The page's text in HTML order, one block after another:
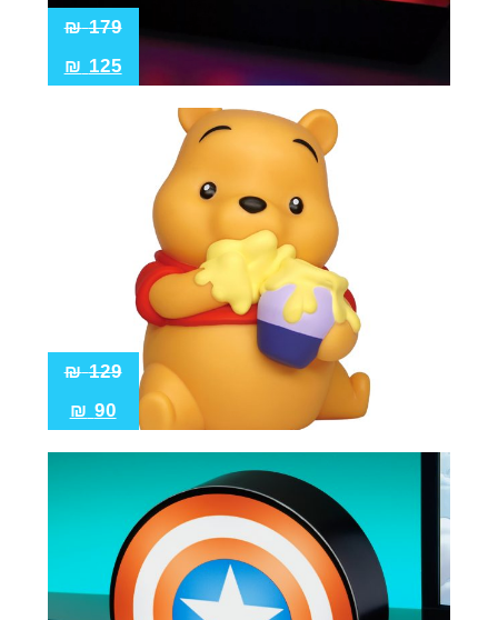
179
₪
125
₪
129
₪
90
₪